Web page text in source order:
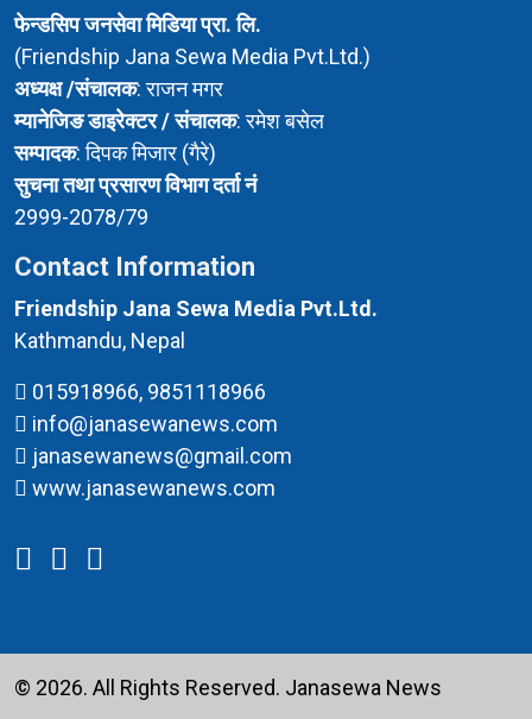
फेन्डसिप जनसेवा मिडिया प्रा. लि.
(Friendship Jana Sewa Media Pvt.Ltd.)
अध्यक्ष /संचालक: राजन मगर
म्यानेजिङ डाइरेक्टर / संचालक: रमेश बसेल
सम्पादक: दिपक मिजार (गैरे)
सुचना तथा प्रसारण विभाग दर्ता नं
2999-2078/79
Contact Information
Friendship Jana Sewa Media Pvt.Ltd.
Kathmandu, Nepal
015918966, 9851118966
info@janasewanews.com
janasewanews@gmail.com
www.janasewanews.com
© 2026. All Rights Reserved. Janasewa News